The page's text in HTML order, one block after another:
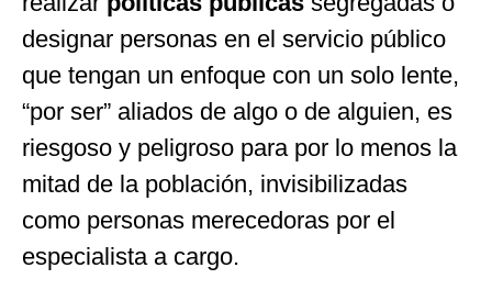
designar personas en el servicio público
que tengan un enfoque con un solo lente,
“por ser” aliados de algo o de alguien, es
riesgoso y peligroso para por lo menos la
mitad de la población, invisibilizadas
como personas merecedoras por el
especialista a cargo.